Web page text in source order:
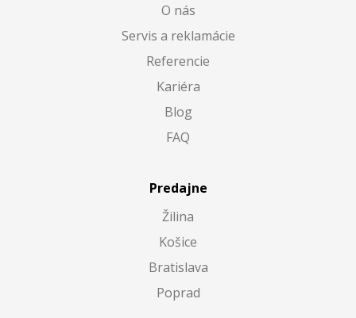
O nás
Servis a reklamácie
Referencie
Kariéra
Blog
FAQ
Predajne
Žilina
Košice
Bratislava
Poprad